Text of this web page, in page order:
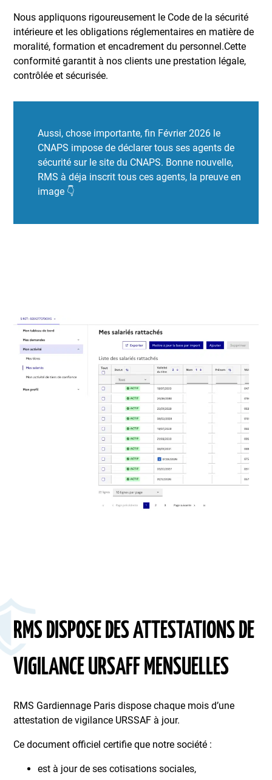
Nous appliquons rigoureusement le Code de la sécurité
intérieure et les obligations réglementaires en matière de
moralité, formation et encadrement du personnel.Cette
conformité garantit à nos clients une prestation légale,
contrôlée et sécurisée.
Aussi, chose importante, fin Février 2026 le
CNAPS impose de déclarer tous ses agents de
sécurité sur le site du CNAPS. Bonne nouvelle,
RMS à déja inscrit tous ces agents, la preuve en
image 👇
RMS DISPOSE DES ATTESTATIONS DE
VIGILANCE URSAFF MENSUELLES
RMS Gardiennage Paris dispose chaque mois d’une
attestation de vigilance URSSAF à jour.
Ce document officiel certifie que notre société :
est à jour de ses cotisations sociales,